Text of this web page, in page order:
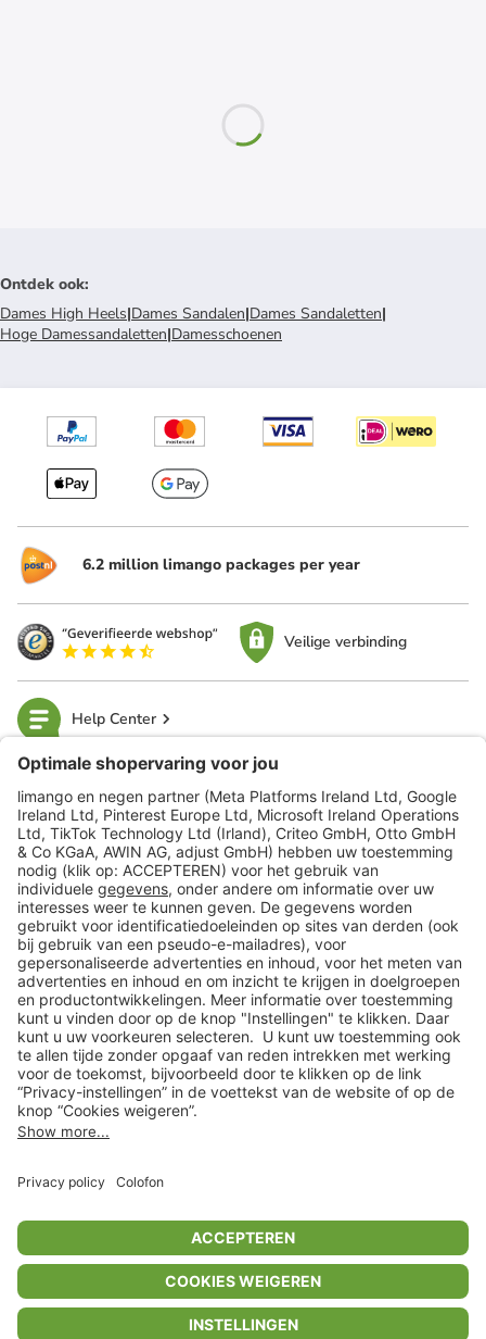
In winkelwagentje voor
Ontdek ook:
Dames High Heels|Dames Sandalen|Dames Sandaletten|
Hoge Damessandaletten|Damesschoenen
6.2 million limango packages per year
Veilige verbinding
Help Center
limango
Veilig winkelen
Klantenservice
Shop
Acties
limango.de limango.pl
** Alle prijsopgaven zijn inclusief belasting en exclusief verzendkosten
ᵃ Bij een minimale bestelwaarde van €15.